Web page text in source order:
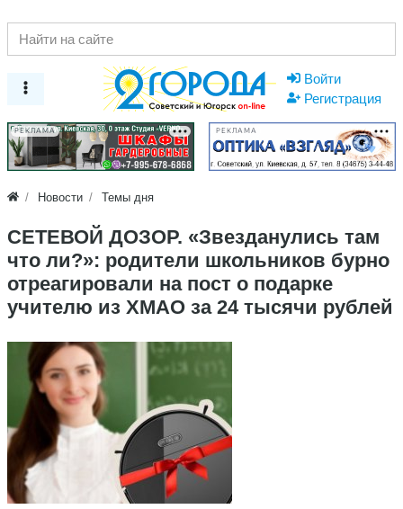
Войти
Регистрация
РЕКЛАМА РЕКЛАМА
Новости Темы дня
СЕТЕВОЙ ДОЗОР. «Звезданулись там
что ли?»: родители школьников бурно
отреагировали на пост о подарке
учителю из ХМАО за 24 тысячи рублей